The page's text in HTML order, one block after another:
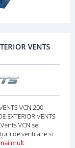
VENTS
VCN 200
EXTERIOR VENTS
VCN se
de ventilatie si
mult